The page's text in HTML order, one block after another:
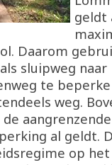
geldt
Daarom
sluipweg
te
weg.
al geldt.
op